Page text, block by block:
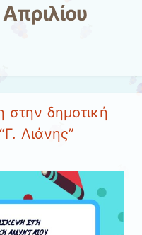
στην δημοτική
Λιάνης”